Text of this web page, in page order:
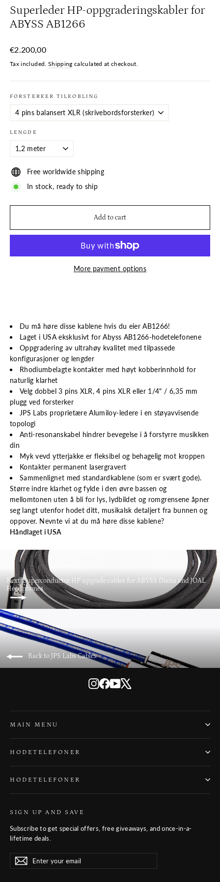
Superleder HP-oppgraderingskabler for
ABYSS AB1266
Regular
€2.200,00
Tax included. Shipping calculated at checkout.
FORSTERKER TILKOBLING
LENGDE
Free worldwide shipping
In stock, ready to ship
Add to cart
More payment options
Du må høre disse kablene hvis du eier AB1266!
Laget i USA eksklusivt for Abyss AB1266-hodetelefonene
Oppgradering av ultrahøy kvalitet med tilpassede
konfigurasjoner og lengder
Rhodiumbelagte kontakter med høyt kobberinnhold for
naturlig klarhet
Velg dobbel 3 pins XLR, 4 pins XLR eller 1/4" / 6,35 mm
plugg ved forsterker
JPS Labs proprietære Alumiloy-ledere i en støyavvisende
topologi
Anti-resonanskabel hindrer bevegelse i å forstyrre musikken
din
Myk vevd ytterjakke er fleksibel og behagelig mot kroppen
Kontakter permanent lasergravert
Sammenlignet med standardkablene (som er svært gode).
Større indre klarhet og fylde i den øvre bassen og
mellomtonen uten å bli for lys, lydbildet og romgrensene åpner
seg langt utenfor hodet ditt, musikalsk detaljert fra bunnen og
oppover. Nevnte vi at du må høre disse kablene?
Håndlaget i USA
Next: Superconductor HP upgrade cables for ABYSS Diana and JOAL
Headphones
Back to JPS Labs Cables
Instagram
Facebook
YouTube
MAIN MENU
HODETELEFONER
HODETELEFONER
SIGN UP AND SAVE
Subscribe to get special offers, free giveaways, and once-in-a-
lifetime deals.
Enter
your
SubscribeSubscribe